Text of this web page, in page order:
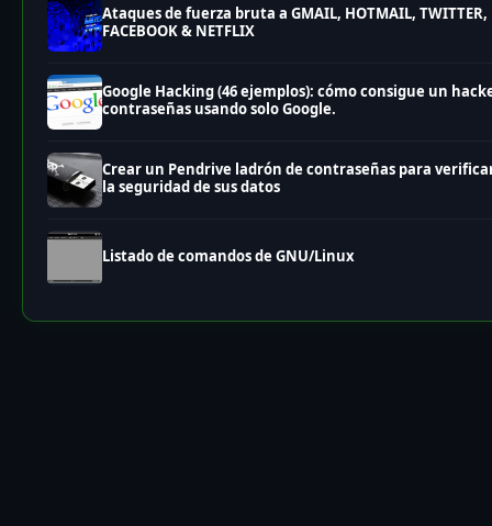
Ataques de fuerza bruta a GMAIL, HOTMAIL, TWITTER,
FACEBOOK & NETFLIX
Google Hacking (46 ejemplos): cómo consigue un
contraseñas usando solo Google.
Crear un Pendrive ladrón de contraseñas para
la seguridad de sus datos
Listado de comandos de GNU/Linux